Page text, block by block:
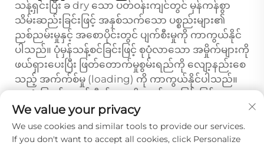
သန့်ရှင်းပြီး ခ dry သော ပတ်ဝန်းကျင်တွင် မှန်ကန်စွာ
သိမ်းဆည်းခြင်းဖြင့် အနှစ်သက်သော ပစ္စည်းများ၏
ညစ်ညမ်းမှုနှင့် အစောပိုင်းတွင် ပျက်စီးမှုကို ကာကွယ်နိုင်
ပါသည်။ ပုံမှန်သန့်စင်ခြင်းဖြင့် စုပုံလာသော အမှိုက်များကို
ဖယ်ရှားပေးပြီး ဖြတ်တောက်မှုစွမ်းရည်ကို လျော့နည်းစေ
သည့် အက်က်စ်မှု (loading) ကို ကာကွယ်နိုင်ပါသည်။
အသုံးပြုစဉ် ဖလပ် ဝီလ်များကို လှည့်ပေးခြင်းဖြင့် အမျှတူ
wearing ဖြစ်စေပြီး ဝီလ်များ၏ အသုံးပေးနိုင်သည့်
ကာလကို အများဆုံးအထိ တိုးမှုန်းပေးနိုင်ပါသည်။ မျက်စိ
ဖြင့် စောင်းကြည့်ခြင်းဖြင့် ဝီလ်၏ အခြေအနေကို စောင်း
We value your privacy
We use cookies and similar tools to provide our services.
If you don't want to accept all cookies, click Personalize